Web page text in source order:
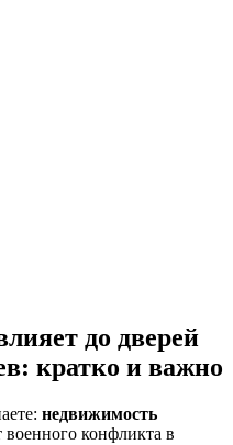
до дверей
кратко и важно
недвижимость
конфликта в